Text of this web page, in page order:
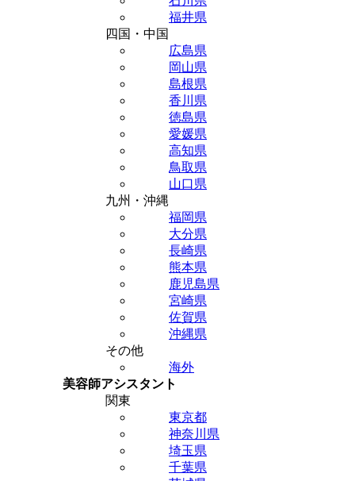
福井県
四国・中国
広島県
岡山県
島根県
香川県
徳島県
愛媛県
高知県
鳥取県
山口県
九州・沖縄
福岡県
大分県
長崎県
熊本県
鹿児島県
宮崎県
佐賀県
沖縄県
その他
海外
美容師アシスタント
関東
東京都
神奈川県
埼玉県
千葉県